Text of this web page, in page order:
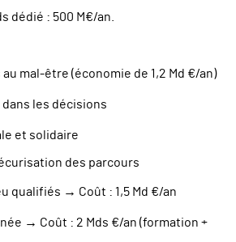
dédié : 500 M€/an.
mal-être (économie de 1,2 Md €/an)
les décisions
et solidaire
des parcours
qualifiés → Coût : 1,5 Md €/an
→ Coût : 2 Mds €/an (formation +